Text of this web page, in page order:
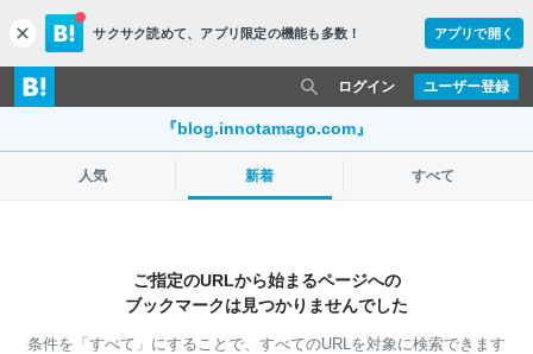
c
l
o
s
サクサク読めて、 アプリ限定の機能も多数！ アプリで開く
ユーザー登録
ログイン
『blog.innotamago.com』
人気 新着 すべて
ご指定のURLから始まるページへの
ブックマークは見つかりませんでした
条件を「すべて」にすることで、 すべてのURLを対象に検索できます